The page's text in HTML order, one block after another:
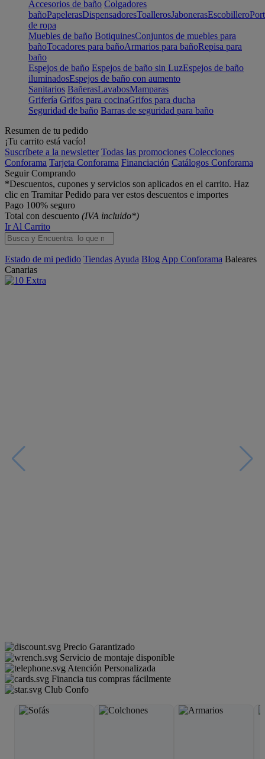
Accesorios de baño Colgadores
bañoPapelerasDispensadoresToallerosJabonerasEscobillero
de ropa
Muebles de baño BotiquinesConjuntos de muebles para
bañoTocadores para bañoArmarios para bañoRepisa para
baño
Espejos de baño Espejos de baño sin LuzEspejos de baño
iluminadosEspejos de baño con aumento
Sanitarios BañerasLavabosMamparas
Grifería Grifos para cocinaGrifos para ducha
Seguridad de baño Barras de seguridad para baño
Resumen de tu pedido
¡Tu carrito está vacío!
Suscríbete a la newsletter Todas las promociones Colecciones
Conforama Tarjeta Conforama Financiación Catálogos Conforama
Seguir Comprando
*Descuentos, cupones y servicios son aplicados en el carrito. Haz
clic en Tramitar Pedido para ver estos descuentos e importes
Pago 100% seguro
Total con descuento (IVA incluido*)
Ir Al Carrito
Estado de mi pedido Tiendas Ayuda Blog App Conforama Baleares
Canarias
Precio Garantizado
Servicio de montaje disponible
Atención Personalizada
Financia tus compras fácilmente
Club Confo